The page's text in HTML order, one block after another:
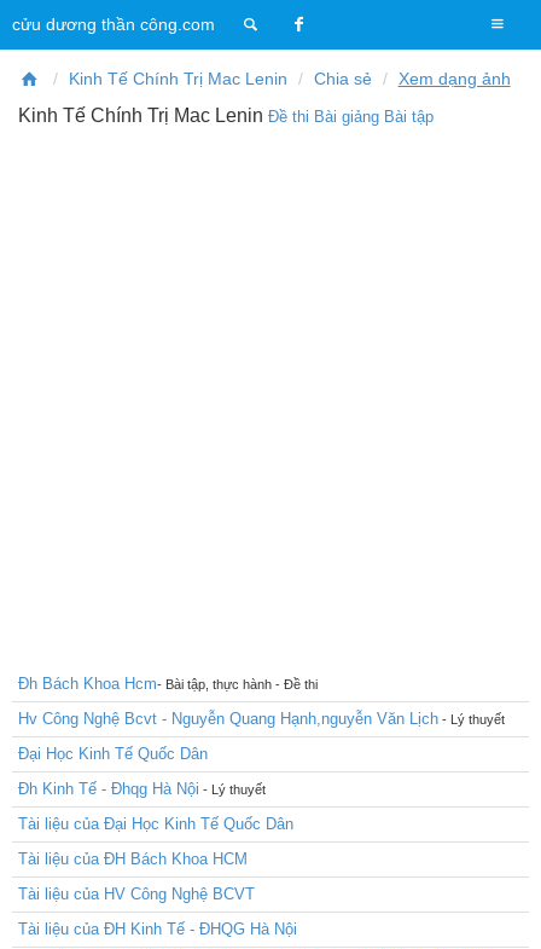
T
o
g
cửu dương thần công.com
Kinh Tế Chính Trị Mac Lenin Chia sẻ Xem dạng ảnh
Kinh Tế Chính Trị Mac Lenin Đề thi Bài giảng Bài tập
Đh Bách Khoa Hcm- Bài tập, thực hành - Đề thi
Hv Công Nghệ Bcvt - Nguyễn Quang Hạnh,nguyễn Văn Lịch - Lý thuyết
Đại Học Kinh Tế Quốc Dân
Đh Kinh Tế - Đhqg Hà Nội - Lý thuyết
Tài liệu của Đại Học Kinh Tế Quốc Dân
Tài liệu của ĐH Bách Khoa HCM
Tài liệu của HV Công Nghệ BCVT
Tài liệu của ĐH Kinh Tế - ĐHQG Hà Nội